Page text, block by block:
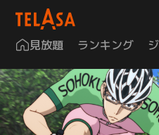
見放題 ランキング